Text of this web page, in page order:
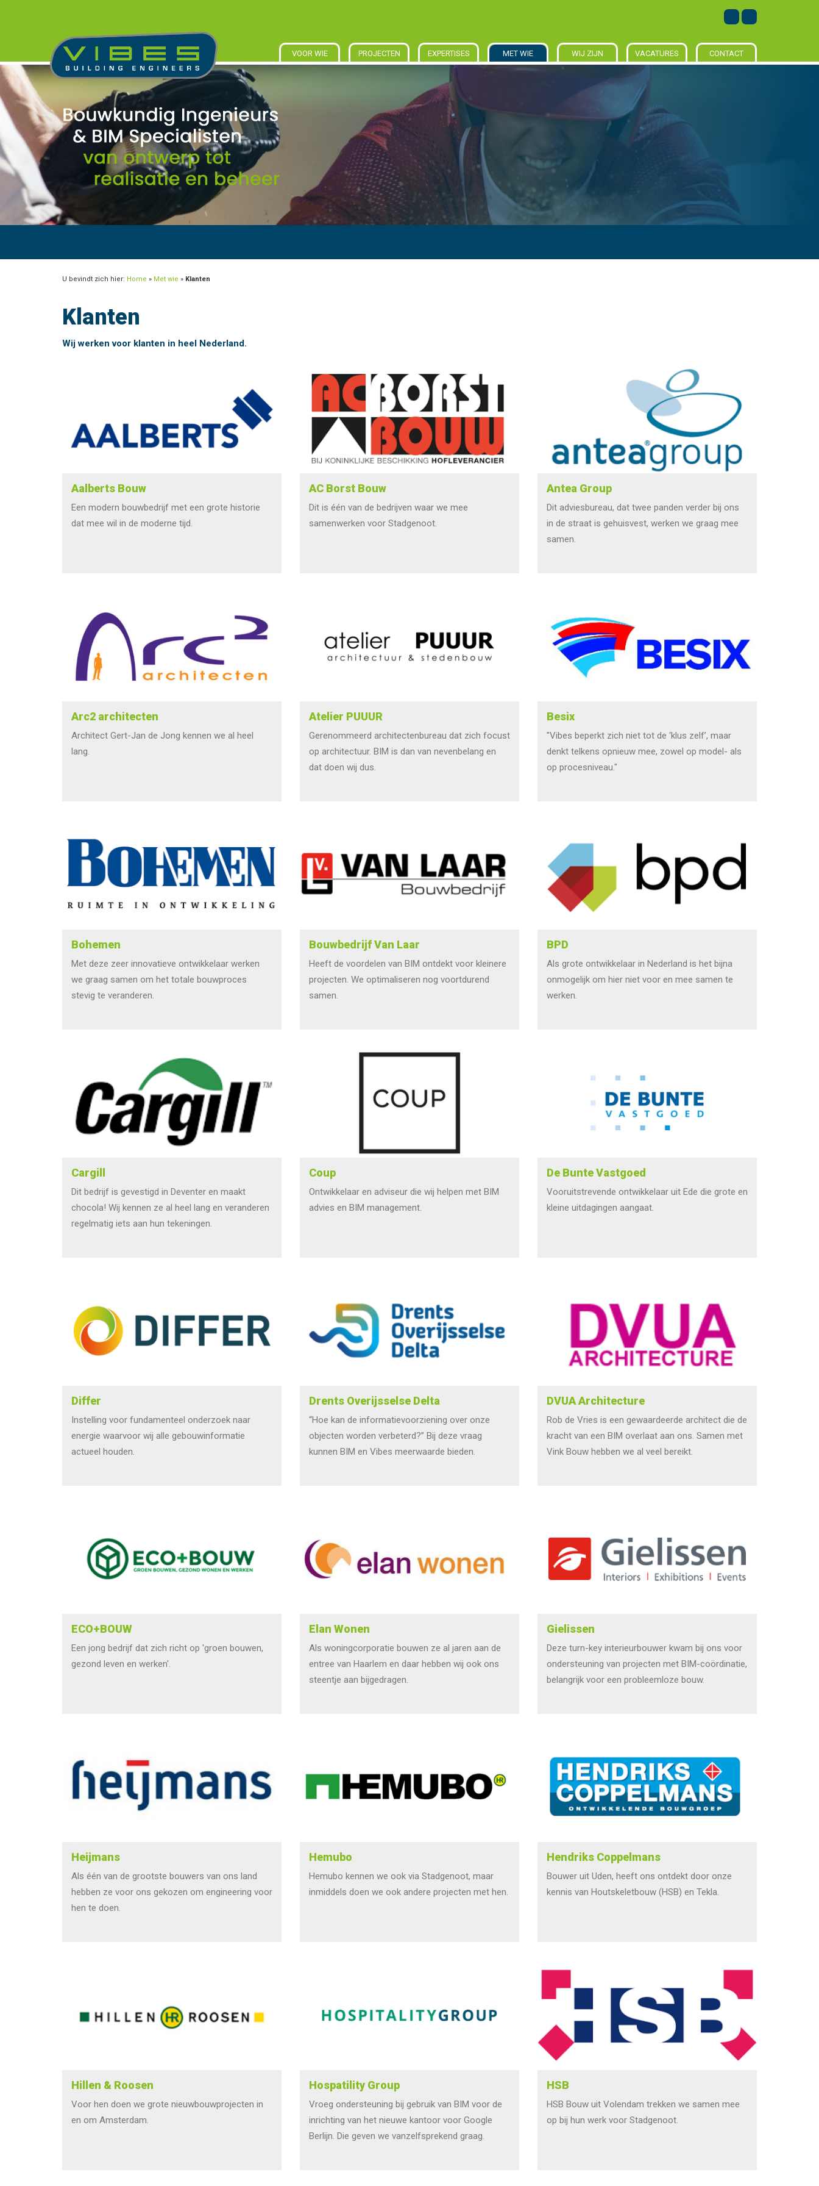
VOOR WIE PROJECTEN EXPERTISES MET WIE WIJ ZIJN VACATURES CONTACT
U bevindt zich hier: Home » Met wie » Klanten
Klanten
Wij werken voor klanten in heel Nederland.
Aalberts Bouw
Een modern bouwbedrijf met een grote historie
dat mee wil in de moderne tijd.
AC Borst Bouw
Dit is één van de bedrijven waar we mee
samenwerken voor Stadgenoot.
Antea Group
Dit adviesbureau, dat twee panden verder bij ons
in de straat is gehuisvest, werken we graag mee
samen.
Arc2 architecten
Architect Gert-Jan de Jong kennen we al heel
lang.
Atelier PUUUR
Gerenommeerd architectenbureau dat zich focust
op architectuur. BIM is dan van nevenbelang en
dat doen wij dus.
Besix
"Vibes beperkt zich niet tot de ‘klus zelf’, maar
denkt telkens opnieuw mee, zowel op model- als
op procesniveau."
Bohemen
Met deze zeer innovatieve ontwikkelaar werken
we graag samen om het totale bouwproces
stevig te veranderen.
Bouwbedrijf Van Laar
Heeft de voordelen van BIM ontdekt voor kleinere
projecten. We optimaliseren nog voortdurend
samen.
BPD
Als grote ontwikkelaar in Nederland is het bijna
onmogelijk om hier niet voor en mee samen te
werken.
Cargill
Dit bedrijf is gevestigd in Deventer en maakt
chocola! Wij kennen ze al heel lang en veranderen
regelmatig iets aan hun tekeningen.
Coup
Ontwikkelaar en adviseur die wij helpen met BIM
advies en BIM management.
De Bunte Vastgoed
Vooruitstrevende ontwikkelaar uit Ede die grote en
kleine uitdagingen aangaat.
Differ
Instelling voor fundamenteel onderzoek naar
energie waarvoor wij alle gebouwinformatie
actueel houden.
Drents Overijsselse Delta
“Hoe kan de informatievoorziening over onze
objecten worden verbeterd?” Bij deze vraag
kunnen BIM en Vibes meerwaarde bieden.
DVUA Architecture
Rob de Vries is een gewaardeerde architect die de
kracht van een BIM overlaat aan ons. Samen met
Vink Bouw hebben we al veel bereikt.
ECO+BOUW
Een jong bedrijf dat zich richt op 'groen bouwen,
gezond leven en werken'.
Elan Wonen
Als woningcorporatie bouwen ze al jaren aan de
entree van Haarlem en daar hebben wij ook ons
steentje aan bijgedragen.
Gielissen
Deze turn-key interieurbouwer kwam bij ons voor
ondersteuning van projecten met BIM-coördinatie,
belangrijk voor een probleemloze bouw.
Heijmans
Als één van de grootste bouwers van ons land
hebben ze voor ons gekozen om engineering voor
hen te doen.
Hemubo
Hemubo kennen we ook via Stadgenoot, maar
inmiddels doen we ook andere projecten met hen.
Hendriks Coppelmans
Bouwer uit Uden, heeft ons ontdekt door onze
kennis van Houtskeletbouw (HSB) en Tekla.
Hillen & Roosen
Voor hen doen we grote nieuwbouwprojecten in
en om Amsterdam.
Hospatility Group
Vroeg ondersteuning bij gebruik van BIM voor de
inrichting van het nieuwe kantoor voor Google
Berlijn. Die geven we vanzelfsprekend graag.
HSB
HSB Bouw uit Volendam trekken we samen mee
op bij hun werk voor Stadgenoot.